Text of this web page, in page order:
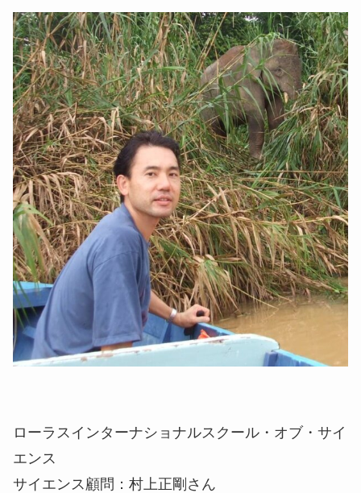
ローラスインターナショナルスクール・オブ・サイ
エンス
サイエンス顧問：村上正剛さん